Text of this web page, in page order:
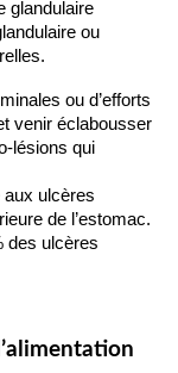
glandulaire
ou
ou d’efforts
venir éclabousser
lésions qui
aux ulcères
de l’estomac.
des ulcères